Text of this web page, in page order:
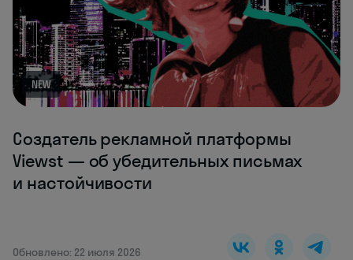
NEW
Создатель рекламной платформы
Viewst — об убедительных письмах
и настойчивости
Обновлено: 22 июля 2026